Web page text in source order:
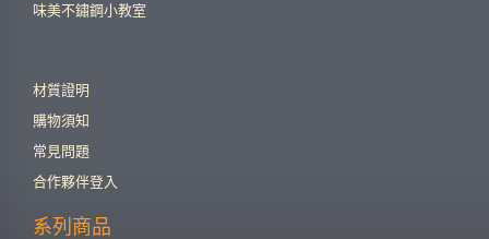
味美不鏽鋼小教室
材質證明
購物須知
常見問題
合作夥伴登入
系列商品